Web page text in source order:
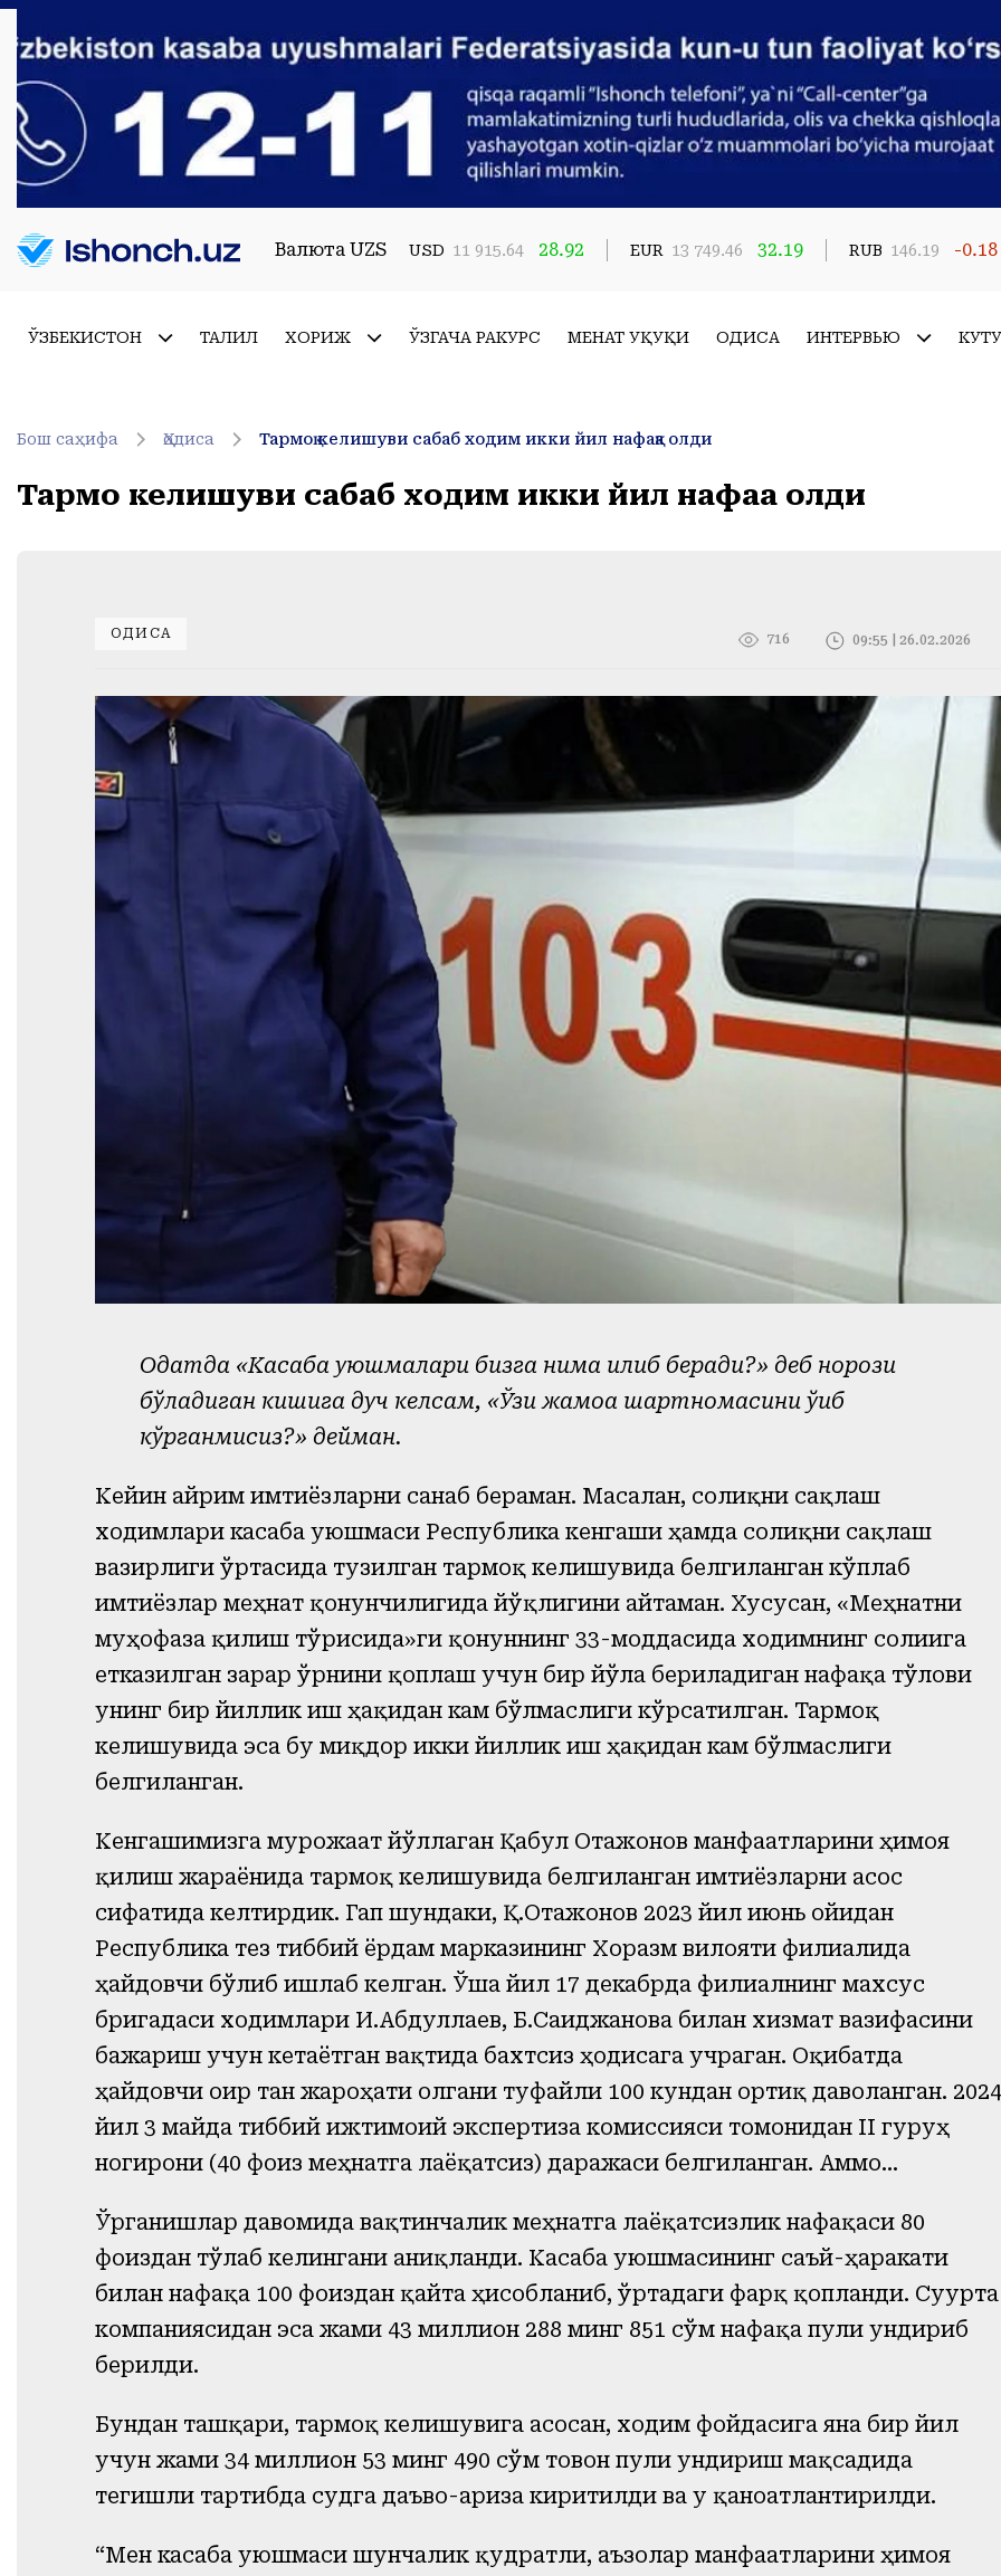
Валюта UZS USD 11 915.64 28.92 EUR 13 749.46 32.19 RUB 146.19 -0.18
ЎЗБЕКИСТОН ТАҲЛИЛ ХОРИЖ ЎЗГАЧА РАКУРС МЕҲНАТ ҲУҚУҚИ ҲОДИСА ИНТЕРВЬЮ
Бош саҳифа Ҳодиса Тармоқ келишуви сабаб ходим икки йил нафақа олди
Тармоқ келишуви сабаб ходим икки йил нафақа олди
ҲОДИСА 716 09:55 | 26.02.2026
Одатда «Касаба уюшмалари бизга нима қилиб беради?» деб норози
бўладиган кишига дуч келсам, «Ўзи жамоа шартномасини ўқиб
кўрганмисиз?» дейман.
Кейин айрим имтиёзларни санаб бераман. Масалан, соғлиқни сақлаш
ходимлари касаба уюшмаси Республика кенгаши ҳамда соғлиқни сақлаш
вазирлиги ўртасида тузилган тармоқ келишувида белгиланган кўплаб
имтиёзлар меҳнат қонунчилигида йўқлигини айтаман. Хусусан, «Меҳнатни
муҳофаза қилиш тўғрисида»ги қонуннинг 33-моддасида ходимнинг соғлиғига
етказилган зарар ўрнини қоплаш учун бир йўла бериладиган нафақа тўлови
унинг бир йиллик иш ҳақидан кам бўлмаслиги кўрсатилган. Тармоқ
келишувида эса бу миқдор икки йиллик иш ҳақидан кам бўлмаслиги
белгиланган.
Кенгашимизга мурожаат йўллаган Қабул Отажонов манфаатларини ҳимоя
қилиш жараёнида тармоқ келишувида белгиланган имтиёзларни асос
сифатида келтирдик. Гап шундаки, Қ.Отажонов 2023 йил июнь ойидан
Республика тез тиббий ёрдам марказининг Хоразм вилояти филиалида
ҳайдовчи бўлиб ишлаб келган. Ўша йил 17 декабрда филиалнинг махсус
бригадаси ходимлари И.Абдуллаев, Б.Саиджанова билан хизмат вазифасини
бажариш учун кетаётган вақтида бахтсиз ҳодисага учраган. Оқибатда
ҳайдовчи оғир тан жароҳати олгани туфайли 100 кундан ортиқ даволанган. 2024
йил 3 майда тиббий ижтимоий экспертиза комиссияси томонидан II гуруҳ
ногирони (40 фоиз меҳнатга лаёқатсиз) даражаси белгиланган. Аммо...
Ўрганишлар давомида вақтинчалик меҳнатга лаёқатсизлик нафақаси 80
фоиздан тўлаб келингани аниқланди. Касаба уюшмасининг саъй-ҳаракати
билан нафақа 100 фоиздан қайта ҳисобланиб, ўртадаги фарқ қопланди. Суғурта
компаниясидан эса жами 43 миллион 288 минг 851 сўм нафақа пули ундириб
берилди.
Бундан ташқари, тармоқ келишувига асосан, ходим фойдасига яна бир йил
учун жами 34 миллион 53 минг 490 сўм товон пули ундириш мақсадида
тегишли тартибда судга даъво-ариза киритилди ва у қаноатлантирилди.
“Мен касаба уюшмаси шунчалик қудратли, аъзолар манфаатларини ҳимоя